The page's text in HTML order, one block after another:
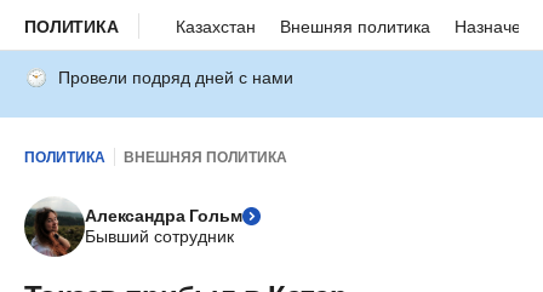
ПОЛИТИКА Казахстан Внешняя политика
Провели подряд дней с нами
ПОЛИТИКА ВНЕШНЯЯ ПОЛИТИКА
Александра Гольм
Бывший сотрудник